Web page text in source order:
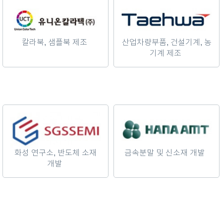
칼라북, 샘플북 제조
산업차량부품, 건설기계, 농
기계 제조
화성 연구소, 반도체 소재
개발
금속분말 및 신소재 개발